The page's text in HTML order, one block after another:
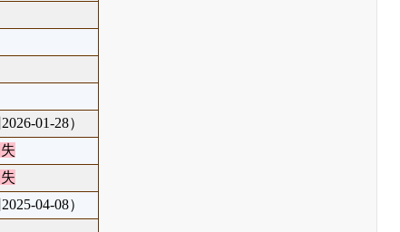
01-28）
04-08）